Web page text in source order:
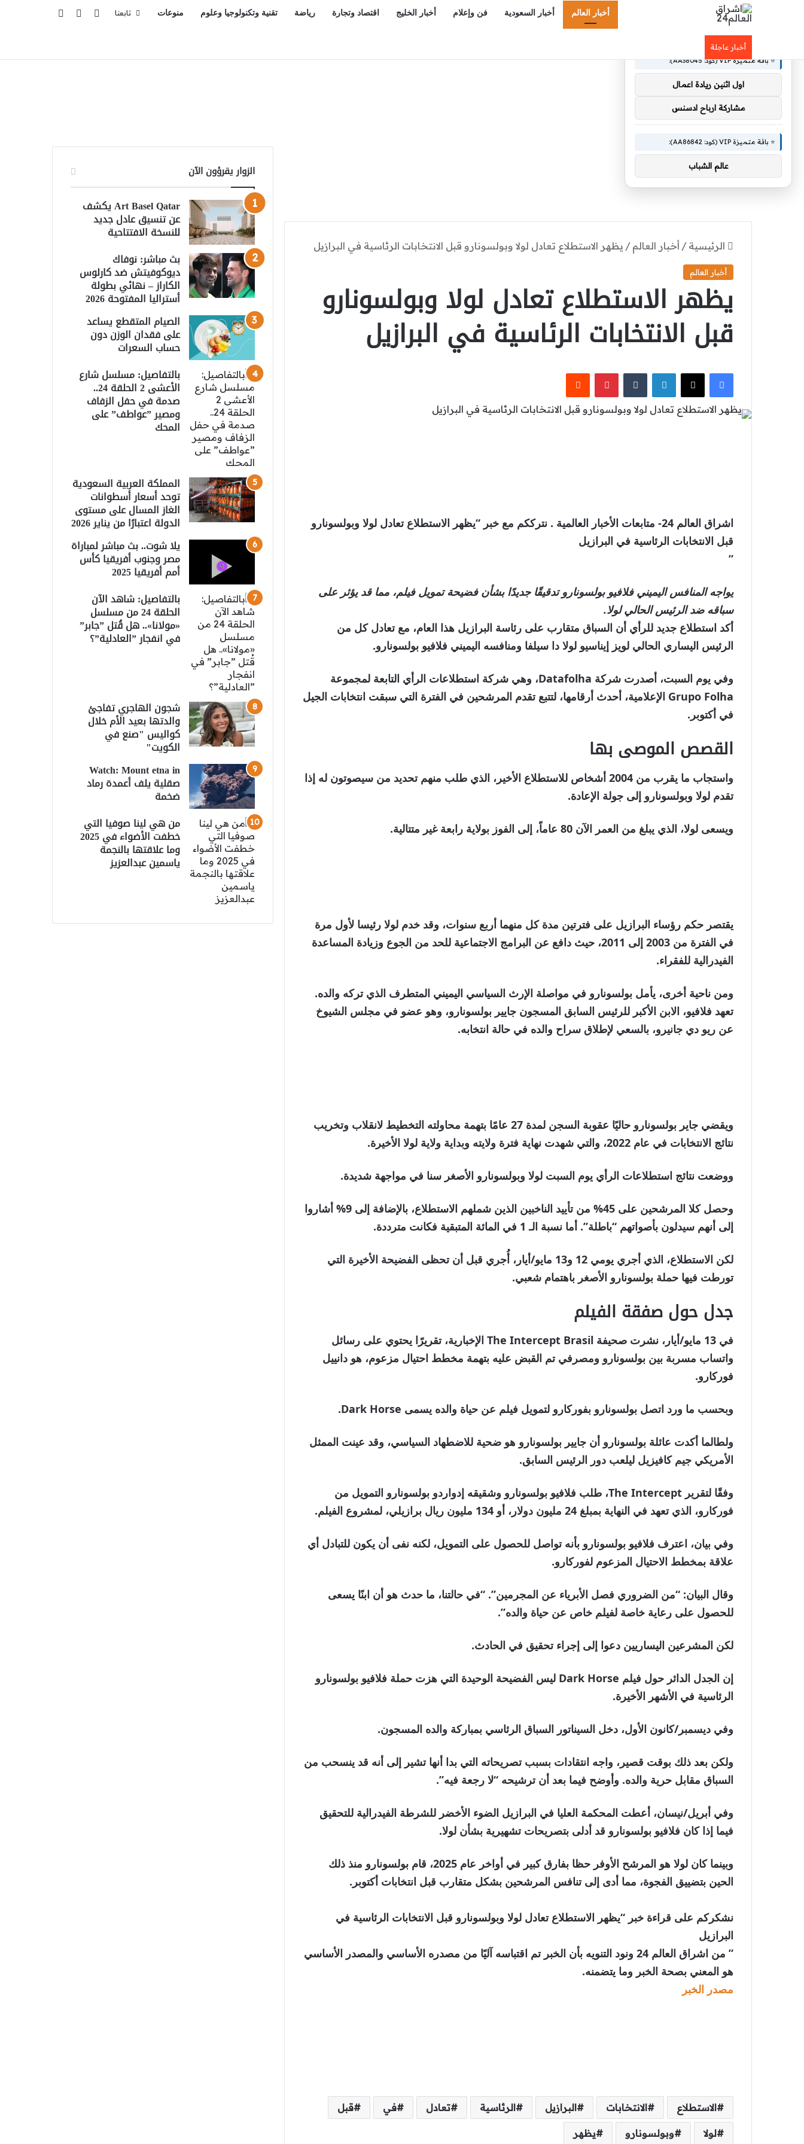
أخبار العالم أخبار السعودية فن وإعلام أخبار الخليج اقتصاد وتجارة رياضة تقنية وتكنولوجيا وعلوم منوعات تابعنا تسجيل الدخول
إضافة عمود
أخبار عاجلة
الرئيسية / أخبار العالم / يظهر الاستطلاع تعادل لولا وبولسونارو قبل الانتخابات الرئاسية في البرازيل
أخبار العالم
يظهر الاستطلاع تعادل لولا وبولسونارو
قبل الانتخابات الرئاسية في البرازيل
فيسبوك
‫X لينكدإن بينتيريست
اشراق العالم 24- متابعات الأخبار العالمية . نترككم مع خبر “يظهر الاستطلاع تعادل لولا وبولسونارو
قبل الانتخابات الرئاسية في البرازيل
”
يواجه المنافس اليميني فلافيو بولسونارو تدقيقًا جديدًا بشأن فضيحة تمويل فيلم، مما قد يؤثر على
سباقه ضد الرئيس الحالي لولا.
أكد استطلاع جديد للرأي أن السباق متقارب على رئاسة البرازيل هذا العام، مع تعادل كل من
الرئيس اليساري الحالي لويز إيناسيو لولا دا سيلفا ومنافسه اليميني فلافيو بولسونارو.
وفي يوم السبت، أصدرت شركة Datafolha، وهي شركة استطلاعات الرأي التابعة لمجموعة
Grupo Folha الإعلامية، أحدث أرقامها، لتتبع تقدم المرشحين في الفترة التي سبقت انتخابات الجيل
في أكتوبر.
القصص الموصى بها
قائمة
من
عناصر
نهاية
القائمة
واستجاب ما يقرب من 2004 أشخاص للاستطلاع الأخير، الذي طلب منهم تحديد من سيصوتون له إذا
تقدم لولا وبولسونارو إلى جولة الإعادة.
ويسعى لولا، الذي يبلغ من العمر الآن 80 عاماً، إلى الفوز بولاية رابعة غير متتالية.
يقتصر حكم رؤساء البرازيل على فترتين مدة كل منهما أربع سنوات، وقد خدم لولا رئيسا لأول مرة
في الفترة من 2003 إلى 2011، حيث دافع عن البرامج الاجتماعية للحد من الجوع وزيادة المساعدة
الفيدرالية للفقراء.
ومن ناحية أخرى، يأمل بولسونارو في مواصلة الإرث السياسي اليميني المتطرف الذي تركه والده.
تعهد فلافيو، الابن الأكبر للرئيس السابق المسجون جايير بولسونارو، وهو عضو في مجلس الشيوخ
عن ريو دي جانيرو، بالسعي لإطلاق سراح والده في حالة انتخابه.
ويقضي جاير بولسونارو حاليًا عقوبة السجن لمدة 27 عامًا بتهمة محاولته التخطيط لانقلاب وتخريب
نتائج الانتخابات في عام 2022، والتي شهدت نهاية فترة ولايته وبداية ولاية لولا الأخيرة.
ووضعت نتائج استطلاعات الرأي يوم السبت لولا وبولسونارو الأصغر سنا في مواجهة شديدة.
وحصل كلا المرشحين على 45% من تأييد الناخبين الذين شملهم الاستطلاع، بالإضافة إلى 9% أشاروا
إلى أنهم سيدلون بأصواتهم “باطلة”. أما نسبة الـ 1 في المائة المتبقية فكانت مترددة.
لكن الاستطلاع، الذي أجري يومي 12 و13 مايو/أيار، أُجري قبل أن تحظى الفضيحة الأخيرة التي
تورطت فيها حملة بولسونارو الأصغر باهتمام شعبي.
جدل حول صفقة الفيلم
في 13 مايو/أيار، نشرت صحيفة The Intercept Brasil الإخبارية، تقريرًا يحتوي على رسائل
واتساب مسربة بين بولسونارو ومصرفي تم القبض عليه بتهمة مخطط احتيال مزعوم، هو دانييل
فوركارو.
وبحسب ما ورد اتصل بولسونارو بفوركارو لتمويل فيلم عن حياة والده يسمى Dark Horse.
ولطالما أكدت عائلة بولسونارو أن جايير بولسونارو هو ضحية للاضطهاد السياسي، وقد عينت الممثل
الأمريكي جيم كافيزيل ليلعب دور الرئيس السابق.
وفقًا لتقرير The Intercept، طلب فلافيو بولسونارو وشقيقه إدواردو بولسونارو التمويل من
فوركارو، الذي تعهد في النهاية بمبلغ 24 مليون دولار، أو 134 مليون ريال برازيلي، لمشروع الفيلم.
وفي بيان، اعترف فلافيو بولسونارو بأنه تواصل للحصول على التمويل، لكنه نفى أن يكون للتبادل أي
علاقة بمخطط الاحتيال المزعوم لفوركارو.
وقال البيان: “من الضروري فصل الأبرياء عن المجرمين”. “في حالتنا، ما حدث هو أن ابنًا يسعى
للحصول على رعاية خاصة لفيلم خاص عن حياة والده”.
لكن المشرعين اليساريين دعوا إلى إجراء تحقيق في الحادث.
إن الجدل الدائر حول فيلم Dark Horse ليس الفضيحة الوحيدة التي هزت حملة فلافيو بولسونارو
الرئاسية في الأشهر الأخيرة.
وفي ديسمبر/كانون الأول، دخل السيناتور السباق الرئاسي بمباركة والده المسجون.
ولكن بعد ذلك بوقت قصير، واجه انتقادات بسبب تصريحاته التي بدا أنها تشير إلى أنه قد ينسحب من
السباق مقابل حرية والده. وأوضح فيما بعد أن ترشيحه “لا رجعة فيه”.
وفي أبريل/نيسان، أعطت المحكمة العليا في البرازيل الضوء الأخضر للشرطة الفيدرالية للتحقيق
فيما إذا كان فلافيو بولسونارو قد أدلى بتصريحات تشهيرية بشأن لولا.
وبينما كان لولا هو المرشح الأوفر حظا بفارق كبير في أواخر عام 2025، قام بولسونارو منذ ذلك
الحين بتضييق الفجوة، مما أدى إلى تنافس المرشحين بشكل متقارب قبل انتخابات أكتوبر.
نشكركم على قراءة خبر “يظهر الاستطلاع تعادل لولا وبولسونارو قبل الانتخابات الرئاسية في
البرازيل
” من اشراق العالم 24 ونود التنويه بأن الخبر تم اقتباسه آليًا من مصدره الأساسي والمصدر الأساسي
هو المعني بصحة الخبر وما يتضمنه.
مصدر الخبر
الاستطلاع الانتخابات البرازيل الرئاسية تعادل في قبل
لولا وبولسونارو يظهر
الزوار يقرؤون الآن
Art Basel Qatar يكشف
عن تنسيق عادل جديد
للنسخة الافتتاحية
بث مباشر: نوفاك
ديوكوفيتش ضد كارلوس
الكاراز – نهائي بطولة
أستراليا المفتوحة 2026
الصيام المتقطع يساعد
على فقدان الوزن دون
حساب السعرات
بالتفاصيل: مسلسل شارع
الأعشى 2 الحلقة 24..
صدمة في حفل الزفاف
ومصير ”عواطف” على
المحك
المملكة العربية السعودية
توحد أسعار أسطوانات
الغاز المسال على مستوى
الدولة اعتبارًا من يناير 2026
يلا شوت.. بث مباشر لمباراة
مصر وجنوب أفريقيا كأس
أمم أفريقيا 2025
بالتفاصيل: شاهد الآن
الحلقة 24 من مسلسل
«مولانا».. هل قُتل ”جابر”
في انفجار ”العادلية”؟
شجون الهاجري تفاجئ
والدتها بعيد الأم خلال
كواليس "صنع في
الكويت"
Watch: Mount etna in
صقلية يلف أعمدة رماد
ضخمة
من هي لينا صوفيا التي
خطفت الأضواء في 2025
وما علاقتها بالنجمة
ياسمين عبدالعزيز
⭐ باقة متميزة VIP (كود: AA38045):
اول اثنين ريادة اعمال
مشاركة ارباح ادسنس
⭐ باقة متميزة VIP (كود: AA86842):
عالم الشباب